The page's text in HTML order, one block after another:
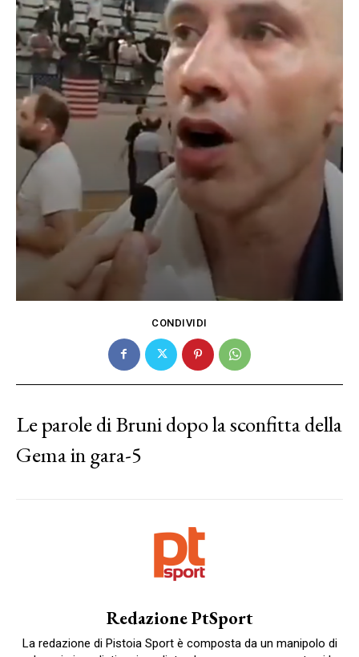
CONDIVIDI
Le parole di Bruni dopo la sconfitta della
Gema in gara-5
Redazione PtSport
La redazione di Pistoia Sport è composta da un manipolo di